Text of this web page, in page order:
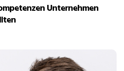
Unternehmen